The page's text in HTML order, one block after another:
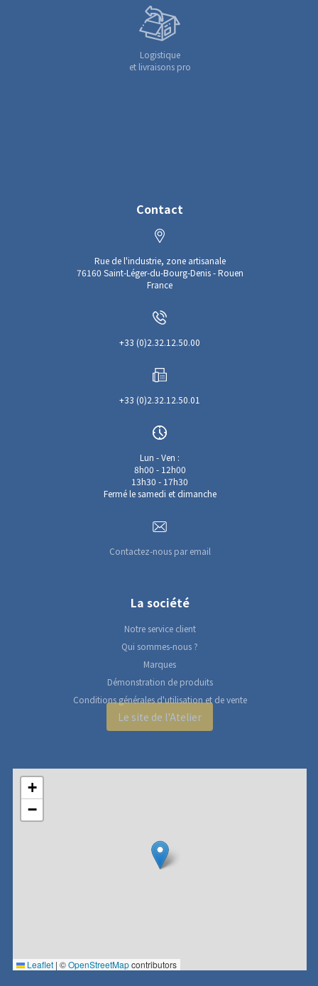
Logistique
et livraisons pro
Contact
Rue de l'industrie, zone artisanale
76160 Saint-Léger-du-Bourg-Denis - Rouen
France
+33 (0)2.32.12.50.00
+33 (0)2.32.12.50.01
Lun - Ven :
8h00 - 12h00
13h30 - 17h30
Fermé le samedi et dimanche
Contactez-nous par email
La société
Notre service client
Qui sommes-nous ?
Marques
Démonstration de produits
Conditions générales d'utilisation et de vente
Le site de l'Atelier